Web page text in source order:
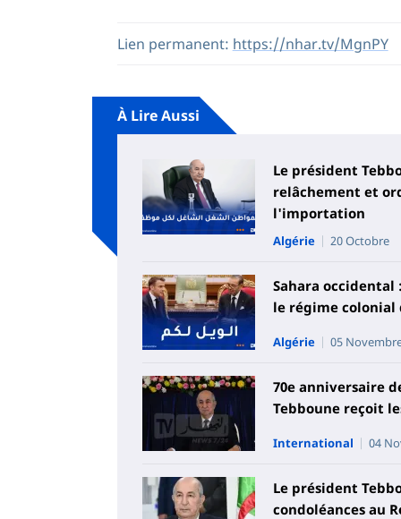
Lien permanent: https://nhar.tv/MgnPY
À Lire Aussi
Le président
relâchement et
l'importation
Algérie 20 Octobre
Sahara
le régime colonial
Algérie 05
70e anniversaire
Tebboune reçoit
International 04
Le président
condoléances au